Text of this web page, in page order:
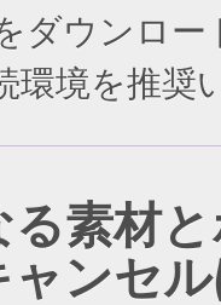
ダウンロ
環境を推奨
る素材
ャンセ